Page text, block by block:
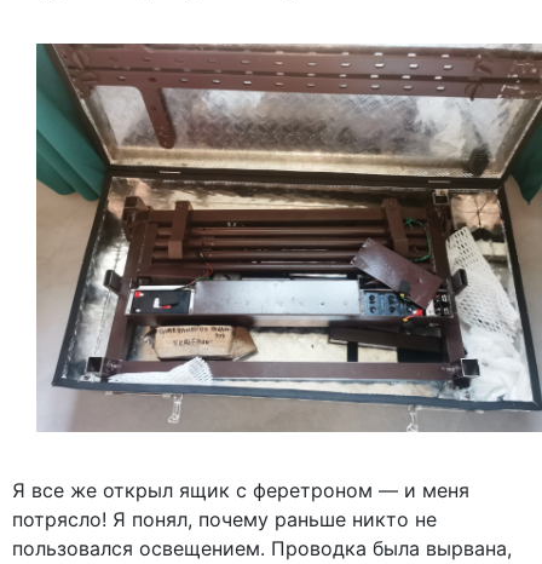
Я все же открыл ящик с феретроном — и меня
потрясло! Я понял, почему раньше никто не
пользовался освещением. Проводка была вырвана,